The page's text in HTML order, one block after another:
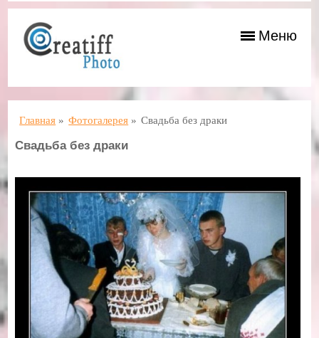
Меню
Главная » Фотогалерея » Свадьба без драки
Свадьба без драки